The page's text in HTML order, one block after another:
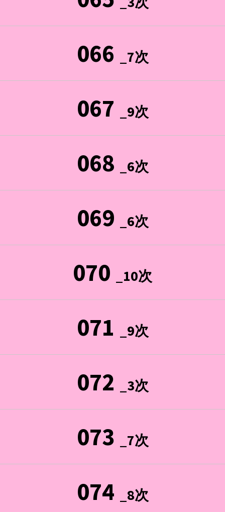
066 _7次
067 _9次
068 _6次
069 _6次
070 _10次
071 _9次
072 _3次
073 _7次
074 _8次